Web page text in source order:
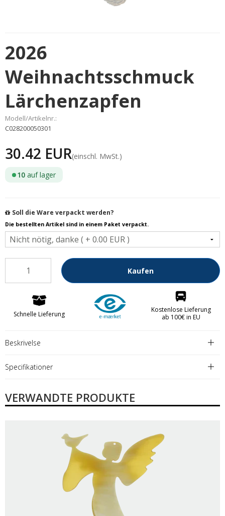
2026
Weihnachtsschmuck
Lärchenzapfen
Modell/Artikelnr.:
C028200050301
30.42 EUR(einschl. MwSt.)
10 auf lager
Soll die Ware verpackt werden?
Die bestellten Artikel sind in einem Paket verpackt.
Kaufen
Schnelle Lieferung
Kostenlose Lieferung
ab 100€ in EU
Beskrivelse
Specifikationer
VERWANDTE PRODUKTE